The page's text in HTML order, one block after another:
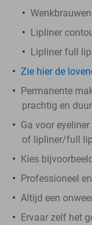
Lipliner
Lipliner full
Zie hier de
Permanente
prachtig en
Ga voor
of lipliner/full
Kies
Professioneel
Altijd een
Ervaar zelf het